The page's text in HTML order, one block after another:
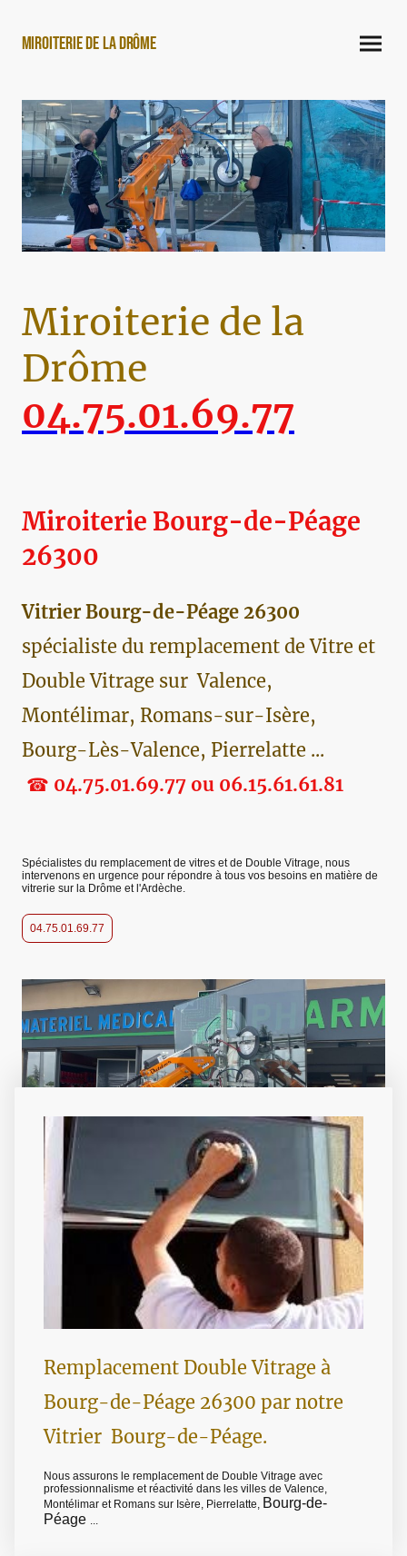
Miroiterie de la Drôme
Miroiterie de la
Drôme
04.75.01.69.77
Miroiterie Bourg-de-Péage
26300
Vitrier Bourg-de-Péage 26300
spécialiste du remplacement de Vitre et
Double Vitrage sur Valence,
Montélimar, Romans-sur-Isère,
Bourg-Lès-Valence, Pierrelatte ...
☎ 04.75.01.69.77 ou 06.15.61.61.81
Spécialistes du remplacement de vitres et de Double Vitrage, nous
intervenons en urgence pour répondre à tous vos besoins en matière de
vitrerie sur la Drôme et l'Ardèche.
04.75.01.69.77
Remplacement Double Vitrage à
Bourg-de-Péage 26300 par notre
Vitrier Bourg-de-Péage.
Nous assurons le remplacement de Double Vitrage avec
professionnalisme et réactivité dans les villes de Valence,
Montélimar et Romans sur Isère, Pierrelatte, Bourg-de-
Péage ...